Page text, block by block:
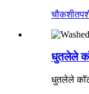
चौकशी
धुतलेले
धुतलेले